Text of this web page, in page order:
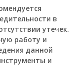
в
утечек.
работу и
данной
и